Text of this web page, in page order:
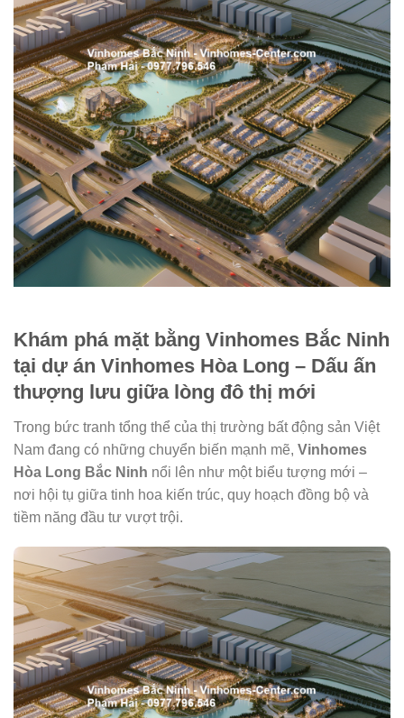
Khám phá mặt bằng Vinhomes Bắc Ninh
tại dự án Vinhomes Hòa Long – Dấu ấn
thượng lưu giữa lòng đô thị mới
Trong bức tranh tổng thể của thị trường bất động sản Việt
Nam đang có những chuyển biến mạnh mẽ, Vinhomes
Hòa Long Bắc Ninh nổi lên như một biểu tượng mới –
nơi hội tụ giữa tinh hoa kiến trúc, quy hoạch đồng bộ và
tiềm năng đầu tư vượt trội.